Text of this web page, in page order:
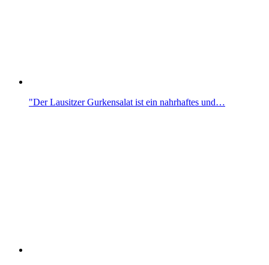
"Der Lausitzer Gurkensalat ist ein nahrhaftes und…